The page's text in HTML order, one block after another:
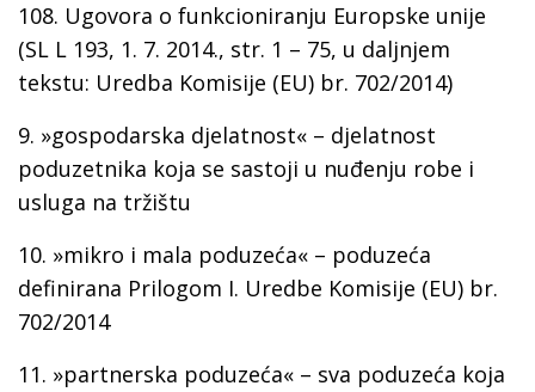
108. Ugovora o funkcioniranju Europske unije
(SL L 193, 1. 7. 2014., str. 1 – 75, u daljnjem
tekstu: Uredba Komisije (EU) br. 702/2014)
9. »gospodarska djelatnost« – djelatnost
poduzetnika koja se sastoji u nuđenju robe i
usluga na tržištu
10. »mikro i mala poduzeća« – poduzeća
definirana Prilogom I. Uredbe Komisije (EU) br.
702/2014
11. »partnerska poduzeća« – sva poduzeća koja